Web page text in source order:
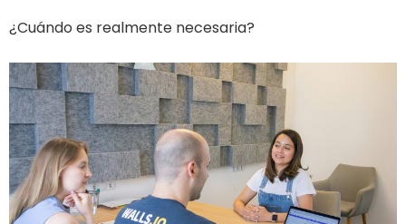
¿Cuándo es realmente necesaria?